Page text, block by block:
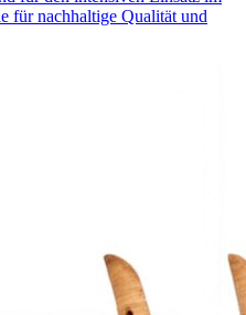
für nachhaltige Qualität und